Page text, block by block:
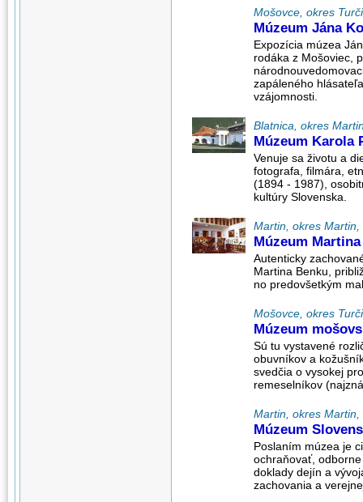
Mošovce, okres
Múzeum Jána
Expozícia múzea
rodáka z Mošoviec,
zapáleného
vzájomnosti.
Blatnica, okres
Múzeum Karola
Venuje sa životu a
fotografa, filmára,
(1894 - 1987),
kultúry Slovenska.
Martin, okres
Múzeum
Autenticky
Martina Benku,
no predovšetkým
Mošovce, okres
Múzeum
Sú tu vystavené
obuvníkov a
svedčia o vysokej
remeselníkov
Martin, okres
Múzeum
Poslaním múzea je
ochraňovať,
doklady dejín a
zachovania a